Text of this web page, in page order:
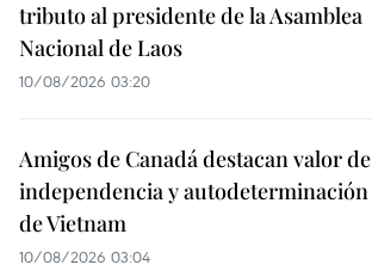
tributo al presidente de la Asamblea
Nacional de Laos
10/08/2026 03:20
Amigos de Canadá destacan valor de
independencia y autodeterminación
de Vietnam
10/08/2026 03:04